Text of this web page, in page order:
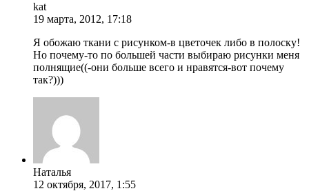
kat
19 марта, 2012, 17:18
Я обожаю ткани с рисунком-в цветочек либо в полоску!
Но почему-то по большей части выбираю рисунки меня
полнящие((-они больше всего и нравятся-вот почему
так?)))
Наталья
12 октября, 2017, 1:55